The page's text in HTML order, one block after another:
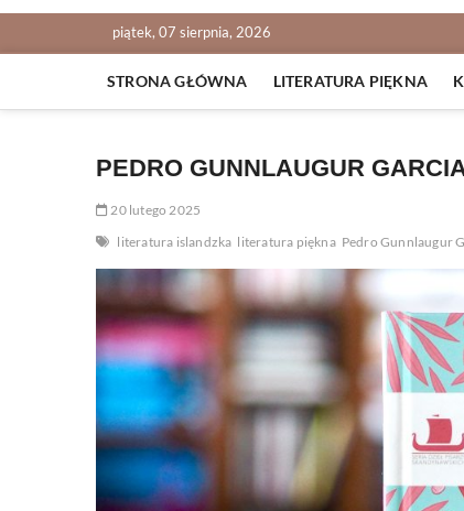
piątek, 07 sierpnia, 2026
STRONA GŁÓWNA LITERATURA PIĘKNA
PEDRO GUNNLAUGUR
20 lutego 2025
literatura islandzka literatura piękna Pedro Gunnlaugur